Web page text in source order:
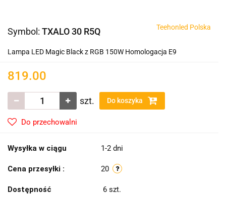
Symbol: TXALO 30 R5Q Teehonled Polska
Lampa LED Magic Black z RGB 150W Homologacja E9
819.00
szt. Do koszyka
Do przechowalni
Wysyłka w ciągu 1-2 dni
Cena przesyłki : 20
Dostępność 6 szt.